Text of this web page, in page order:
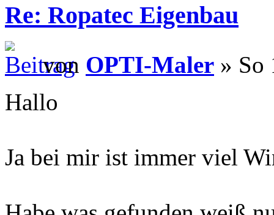
Re: Ropatec Eigenbau
von OPTI-Maler » So
Hallo
Ja bei mir ist immer viel